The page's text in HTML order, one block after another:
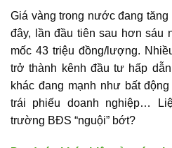
Giá vàng trong nước đang
đây, lần đầu tiên sau hơn sáu
mốc 43 triệu đồng/lượng.
trở thành kênh đầu tư hấp
khác đang mạnh như bất
trái phiếu doanh nghiệp…
trường BĐS “nguội” bớt?